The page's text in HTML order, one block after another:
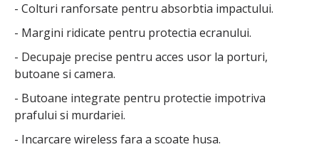
- Colturi ranforsate pentru absorbtia impactului.
- Margini ridicate pentru protectia ecranului.
- Decupaje precise pentru acces usor la porturi,
butoane si camera.
- Butoane integrate pentru protectie impotriva
prafului si murdariei.
- Incarcare wireless fara a scoate husa.